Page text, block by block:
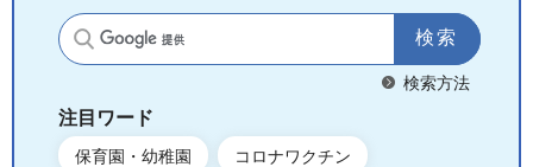
サイト内検索
検索方法
注目ワード
保育園・幼稚園 コロナワクチン